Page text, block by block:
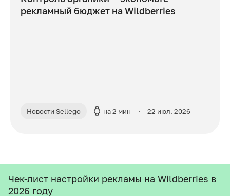
рекламный бюджет на Wildberries
Новости Sellego на 2 мин 22 июл. 2026
Чек-лист настройки рекламы на Wildberries в
2026 году